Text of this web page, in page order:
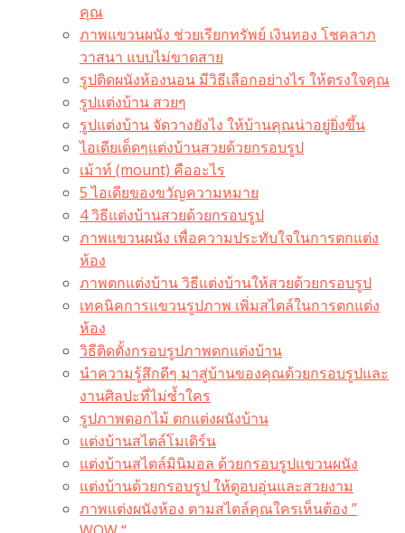
คุณ
ภาพแขวนผนัง ช่วยเรียกทรัพย์ เงินทอง โชคลาภ
วาสนา แบบไม่ขาดสาย
รูปติดผนังห้องนอน มีวิธีเลือกอย่างไร ให้ตรงใจคุณ
รูปแต่งบ้าน สวยๆ
รูปแต่งบ้าน จัดวางยังไง ให้บ้านคุณน่าอยู่ยิ่งขึ้น
ไอเดียเด็ดๆแต่งบ้านสวยด้วยกรอบรูป
เม้าท์ (mount) คืออะไร​
5 ไอเดียของขวัญความหมาย
4 วิธีแต่งบ้านสวยด้วยกรอบรูป
ภาพแขวนผนัง เพื่อความประทับใจในการตกแต่ง
ห้อง
ภาพตกแต่งบ้าน วิธีแต่งบ้านให้สวยด้วยกรอบรูป
เทคนิคการแขวนรูปภาพ เพิ่มสไตล์ในการตกแต่ง
ห้อง
วิธีติดตั้งกรอบรูปภาพตกแต่งบ้าน
นำความรู้สึกดีๆ มาสู่บ้านของคุณด้วยกรอบรูปและ
งานศิลปะที่ไม่ซ้ำใคร
รูปภาพดอกไม้ ตกแต่งผนังบ้าน
แต่งบ้านสไตล์โมเดิร์น
แต่งบ้านสไตล์มินิมอล ด้วยกรอบรูปแขวนผนัง
แต่งบ้านด้วยกรอบรูป ให้ดูอบอุ่นและสวยงาม
ภาพแต่งผนังห้อง ตามสไตล์คุณใครเห็นต้อง ”